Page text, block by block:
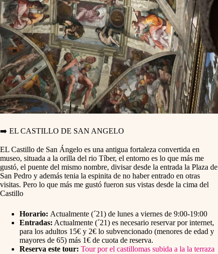
➡️ EL CASTILLO DE SAN ANGELO
EL Castillo de San Ángelo es una antigua fortaleza convertida en
museo, situada a la orilla del rio Tíber, el entorno es lo que más me
gustó, el puente del mismo nombre, divisar desde la entrada la Plaza de
San Pedro y además tenia la espinita de no haber entrado en otras
visitas. Pero lo que más me gustó fueron sus vistas desde la cima del
Castillo
Horario: Actualmente (´21) de lunes a viernes de 9:00-19:00
Entradas: Actualmente (´21) es necesario reservar por internet,
para los adultos 15€ y 2€ lo subvencionado (menores de edad y
mayores de 65) más 1€ de cuota de reserva.
Reserva este tour: Tour por el castillomas subida a la la terraza